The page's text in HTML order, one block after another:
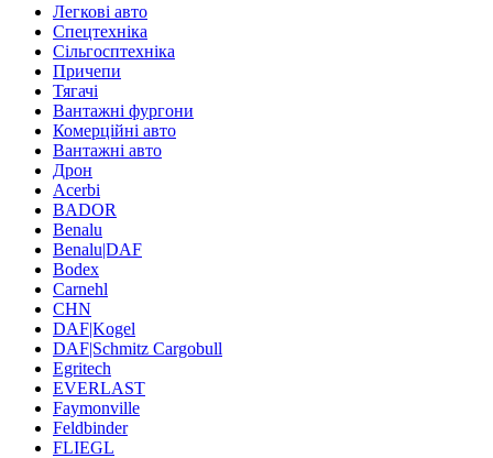
Легкові авто
Спецтехніка
Сільгосптехніка
Причепи
Тягачі
Вантажні фургони
Комерційні авто
Вантажні авто
Дрон
Acerbi
BADOR
Benalu
Benalu|DAF
Bodex
Carnehl
CHN
DAF|Kogel
DAF|Schmitz Cargobull
Egritech
EVERLAST
Faymonville
Feldbinder
FLIEGL